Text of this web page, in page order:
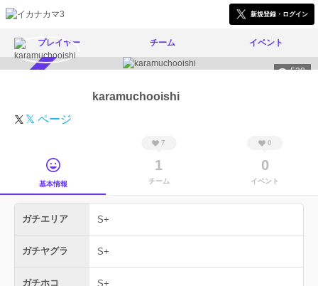
新規登録・ログイン
プレイヤー チーム イベント
538
karamuchooishi
𝕏 ページ
基本情報
7
1
チーム
0
0
イベント
ガチエリア S+
ガチヤグラ S+
ガチホコ S+